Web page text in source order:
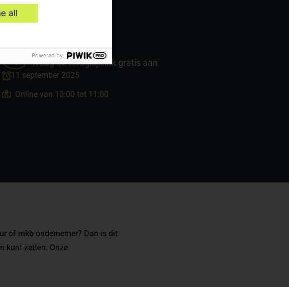
Vraag de terugkijklink gratis aan
11 september 2025
Online van 10:00 tot 11:00
of mkb-ondernemer? Dan is dit
kunt zetten. Onze
all
Powered by